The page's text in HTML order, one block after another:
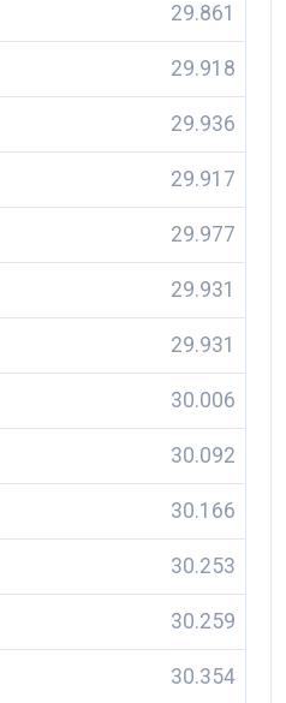
29.861
29.918
29.936
29.917
29.977
29.931
29.931
30.006
30.092
30.166
30.253
30.259
30.354